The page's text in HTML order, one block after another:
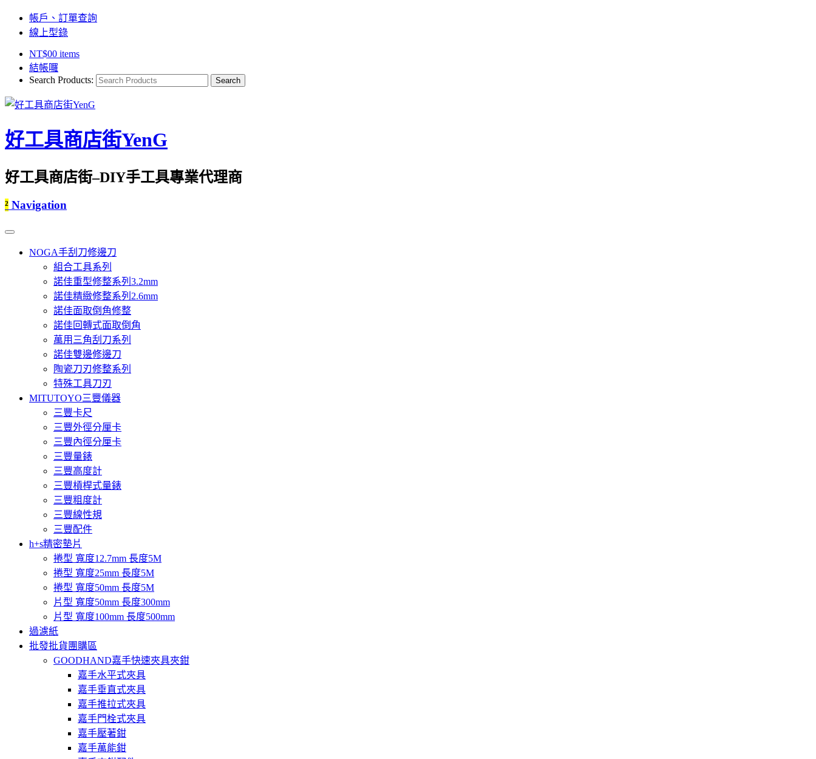
帳戶、訂單查詢
線上型錄
NT$00 items
結帳囉
Search Products:
好工具商店街YenG
好工具商店街–DIY手工具專業代理商
² Navigation
NOGA手刮刀修邊刀
組合工具系列
諾佳重型修整系列3.2mm
諾佳精緻修整系列2.6mm
諾佳面取倒角修整
諾佳回轉式面取倒角
萬用三角刮刀系列
諾佳雙邊修邊刀
陶瓷刀刃修整系列
特殊工具刀刃
MITUTOYO三豐儀器
三豐卡尺
三豐外徑分厘卡
三豐內徑分厘卡
三豐量錶
三豐高度計
三豐槓桿式量錶
三豐粗度計
三豐線性規
三豐配件
h+s精密墊片
捲型 寬度12.7mm 長度5M
捲型 寬度25mm 長度5M
捲型 寬度50mm 長度5M
片型 寬度50mm 長度300mm
片型 寬度100mm 長度500mm
過濾紙
批發批貨團購區
GOODHAND嘉手快速夾具夾鉗
嘉手水平式夾具
嘉手垂直式夾具
嘉手推拉式夾具
嘉手門栓式夾具
嘉手壓著鉗
嘉手萬能鉗